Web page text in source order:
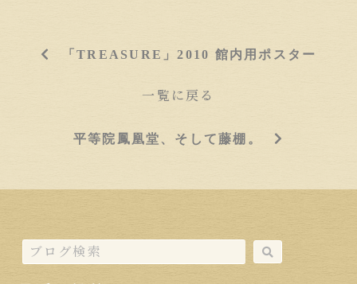
「TREASURE」2010 館内用ポスター
一覧に戻る
平等院鳳凰堂、そして藤棚。